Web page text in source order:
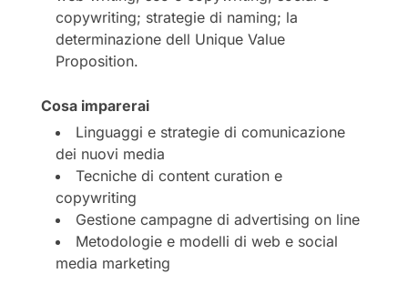
copywriting; strategie di naming; la
determinazione dell Unique Value
Proposition.
Cosa imparerai
Linguaggi e strategie di comunicazione
dei nuovi media
Tecniche di content curation e
copywriting
Gestione campagne di advertising on line
Metodologie e modelli di web e social
media marketing